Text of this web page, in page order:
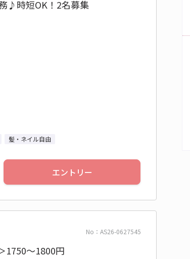
♪時短OK！2名募集
髪・ネイル自由
エントリー
No：AS26-0627545
1750～1800円